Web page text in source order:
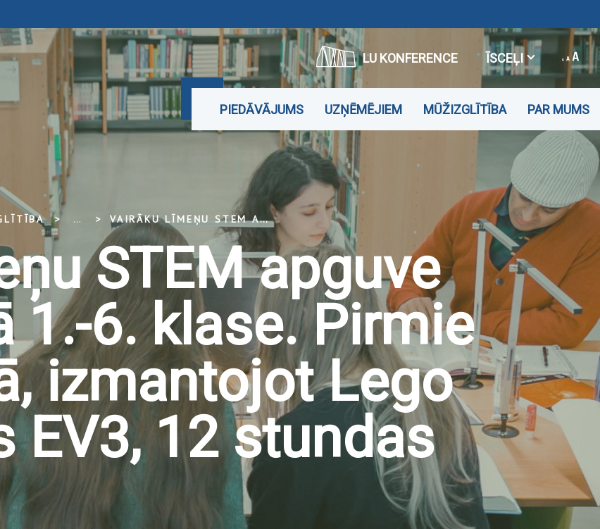
LU KONFERENCE ĪSCEĻI
PIEDĀVĀJUMS UZŅĒMĒJIEM MŪŽIZGLĪTĪBA PAR MUMS
... VAIRĀKU LĪMEŅU STEM APGUVE SĀKUMSKOLĀ 1.-6. KLASE. PIRMIE SOĻI ROBOTIKĀ, IZMANTOJOT LEGO MINDSTORMS EV3, 12 STUNDAS
STEM apguve
1.-6. klase. Pirmie
izmantojot Lego
12 stundas